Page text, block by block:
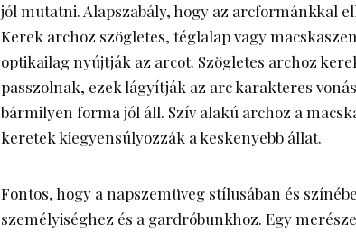
jól mutatni. Alapszabály, hogy az arcformánkkal
Kerek archoz szögletes, téglalap vagy
optikailag nyújtják az arcot. Szögletes archoz
passzolnak, ezek lágyítják az arc karakteres
bármilyen forma jól áll. Szív alakú archoz a
keretek kiegyensúlyozzák a keskenyebb állat.
Fontos, hogy a napszemüveg stílusában és
személyiséghez és a gardróbunkhoz. Egy